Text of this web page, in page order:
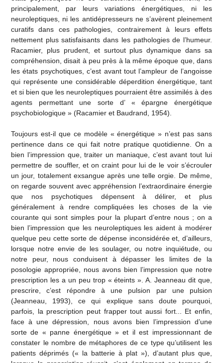
principalement, par leurs variations énergétiques, ni les
neuroleptiques, ni les antidépresseurs ne s’avèrent pleinement
curatifs dans ces pathologies, contrairement à leurs effets
nettement plus satisfaisants dans les pathologies de l’humeur.
Racamier, plus prudent, et surtout plus dynamique dans sa
compréhension, disait à peu près à la même époque que, dans
les états psychotiques, c’est avant tout l’ampleur de l’angoisse
qui représente une considérable déperdition énergétique, tant
et si bien que les neuroleptiques pourraient être assimilés à des
agents permettant une sorte d’ « épargne énergétique
psychobiologique » (Racamier et Baudrand, 1954).
Toujours est-il que ce modèle « énergétique » n’est pas sans
pertinence dans ce qui fait notre pratique quotidienne. On a
bien l’impression que, traiter un maniaque, c’est avant tout lui
permettre de souffler, et on craint pour lui de le voir s’écrouler
un jour, totalement exsangue après une telle orgie. De même,
on regarde souvent avec appréhension l’extraordinaire énergie
que nos psychotiques dépensent à délirer, et plus
généralement à rendre compliquées les choses de la vie
courante qui sont simples pour la plupart d’entre nous ; on a
bien l’impression que les neuroleptiques les aident à modérer
quelque peu cette sorte de dépense inconsidérée et, d’ailleurs,
lorsque notre envie de les soulager, ou notre inquiétude, ou
notre peur, nous conduisent à dépasser les limites de la
posologie appropriée, nous avons bien l’impression que notre
prescription les a un peu trop « éteints ». A. Jeanneau dit que,
prescrire, c’est répondre à une pulsion par une pulsion
(Jeanneau, 1993), ce qui explique sans doute pourquoi,
parfois, la prescription peut frapper tout aussi fort... Et enfin,
face à une dépression, nous avons bien l’impression d’une
sorte de « panne énergétique » et il est impressionnant de
constater le nombre de métaphores de ce type qu’utilisent les
patients déprimés (« la batterie à plat »), d’autant plus que,